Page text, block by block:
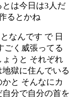
は今日は3人だ
るとかね
なんです で 日
ごく威張ってる
うと それぞれ
獄に住んでいる
と そんなにカ
分で自分の首を